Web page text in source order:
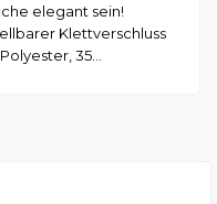
elegant sein!
Klettverschluss
35...